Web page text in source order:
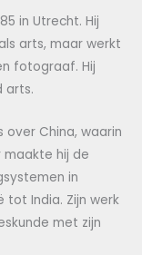
in Utrecht. Hij
arts, maar werkt
fotograaf. Hij
arts.
over China, waarin
maakte hij de
in
tot India. Zijn werk
met zijn